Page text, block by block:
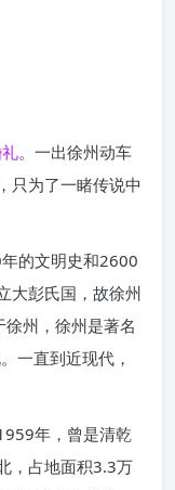
。一出徐州动车
为了一睹传说中
的文明史和2600
大彭氏国，故徐州
徐州，徐州是著名
一直到近现代，
年，曾是清乾
，占地面积3.3万